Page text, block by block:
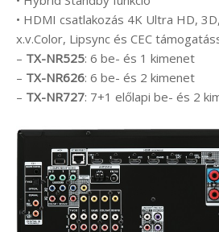
• HDMI csatlakozás 4K Ultra HD,
x.v.Color, Lipsync és CEC
– TX-NR525: 6 be- és 1 kimenet
– TX-NR626: 6 be- és 2 kimenet
– TX-NR727: 7+1 előlapi be- és 2